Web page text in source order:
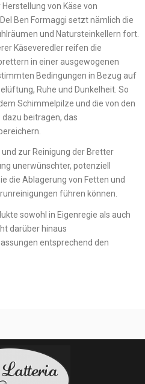
von Käse von
Ben Formaggi setzt nämlich die
und Natursteinkellern fort.
Käseveredler reifen die
in einer ausgewogenen
Bedingungen in Bezug auf
Ruhe und Dunkelheit. So
Schimmelpilze und die von den
beitragen, das
zur Reinigung der Bretter
unerwünschter, potenziell
die Ablagerung von Fetten und
führen können.
sowohl in Eigenregie als auch
darüber hinaus
entsprechend den